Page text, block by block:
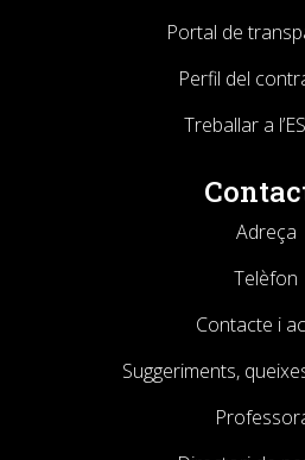
Portal de
Perfil del
Treballar a
Adreça
Telèfon
Contacte i
Suggeriments,